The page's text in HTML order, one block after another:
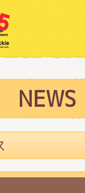
NEWS